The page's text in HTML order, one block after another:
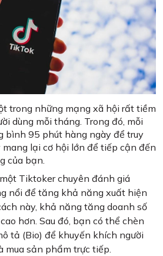
trong những mạng xã hội rất tiềm
dùng mỗi tháng. Trong đó, mỗi
bình 95 phút hàng ngày để truy
lại cơ hội lớn để tiếp cận đến
của bạn.
Tiktoker chuyên đánh giá
nổi để tăng khả năng xuất hiện
này, khả năng tăng doanh số
hơn. Sau đó, bạn có thể chèn
tả (Bio) để khuyến khích người
mua sản phẩm trực tiếp.